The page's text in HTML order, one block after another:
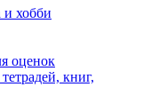
и хобби
оценок
книг,